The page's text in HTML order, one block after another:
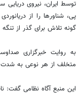
توسط ایران، نیروی دریایی
پی، شناورها را از
گونه تلاش برای گذر از
به روایت خبرگزاری
متخلف از هر نوعی به
این منبع آگاه نظامی گفت: